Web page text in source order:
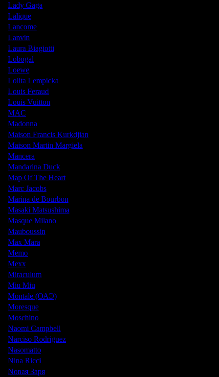
Lady Gaga
Lalique
Lancome
Lanvin
Laura Biagiotti
Lobogal
Loewe
Lolita Lempicka
Louis Feraud
Louis Vuitton
MAC
Madonna
Maison Francis Kurkdjian
Maison Martin Margiela
Mancera
Mandarina Duck
Map Of The Heart
Marc Jacobs
Marina de Bourbon
Masaki Matsushima
Masque Milano
Mauboussin
Max Mara
Memo
Mexx
Miraculum
Miu Miu
Montale (ОАЭ)
Moresque
Moschino
Naomi Campbell
Narciso Rodriguez
Nasomatto
Nina Ricci
Nовая Заря